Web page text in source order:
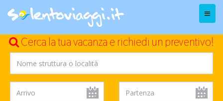
Menu
Cerca la tua vacanza e richiedi un preventivo!